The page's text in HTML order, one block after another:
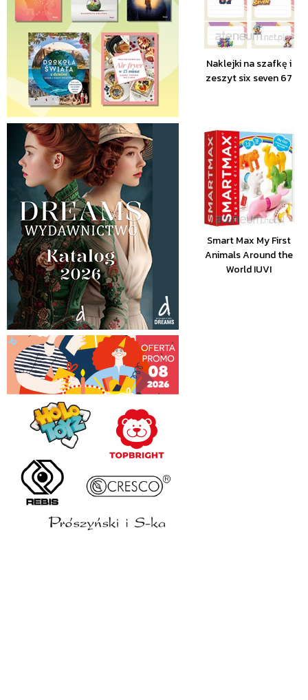
Naklejki na szafkę i
zeszyt six seven 67
Smart Max My First
Animals Around the
World IUVI